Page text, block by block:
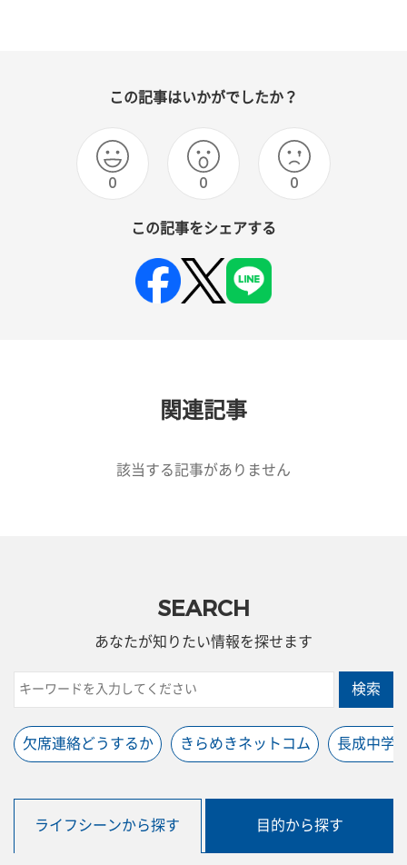
この記事はいかがでしたか？
0 0 0
この記事をシェアする
関連記事
該当する記事がありません
SEARCH
あなたが知りたい情報を探せます
検索
欠席連絡どうするか きらめきネットコム 長成中学
ライフシーンから探す 目的から探す